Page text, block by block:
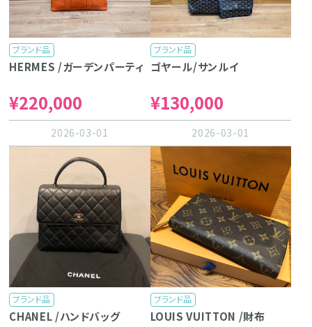
ブランド品
HERMES /ガーデンパーティ
¥220,000
2026-03-01
ブランド品
ゴヤール/サンルイ
¥130,000
2026-03-01
ブランド品
CHANEL /ハンドバッグ
ブランド品
LOUIS VUITTON /財布